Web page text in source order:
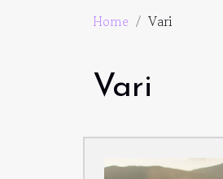
Home Vari
Vari